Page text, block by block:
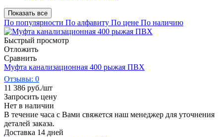
Показать все
По популярности По алфавиту По цене По наличию
Быстрый просмотр
Отложить
Сравнить
Муфта канализационная 400 рыжая ПВХ
Отзывы: 0
11 386 руб./шт
Запросить цену
Нет в наличии
В течение часа с Вами свяжется наш менеджер для уточнения
деталей заказа.
Доставка 14 дней